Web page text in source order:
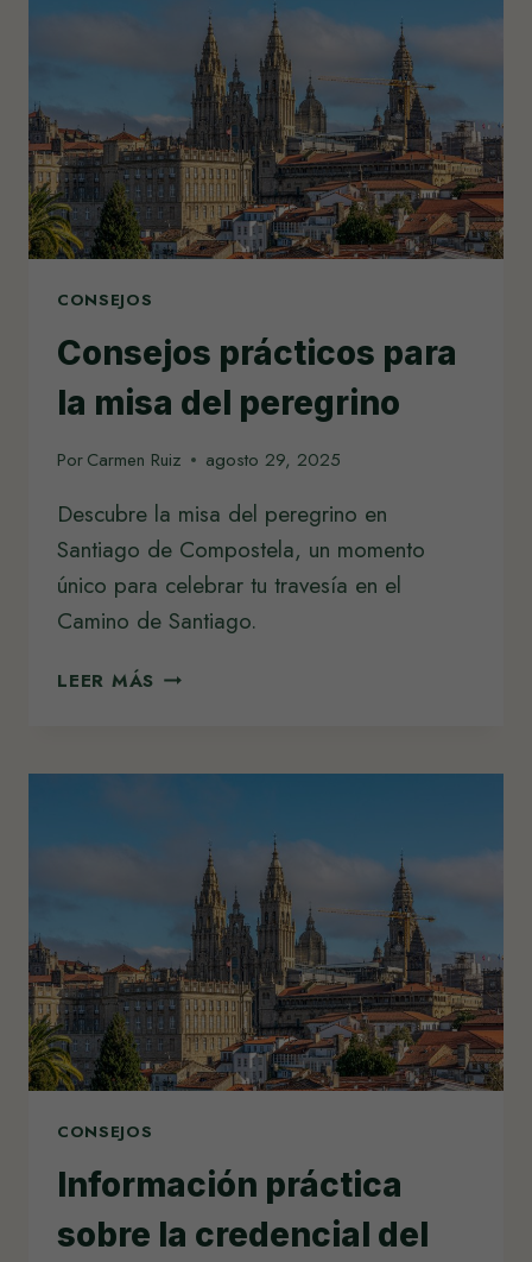
TRANSITADO:
RUTAS
ALTERNATIVAS
PARA
UNA
PEREGRINACIÓN
ÚNICA
CONSEJOS
Consejos prácticos para
la misa del peregrino
PorCarmen Ruiz agosto 29, 2025
Descubre la misa del peregrino en
Santiago de Compostela, un momento
único para celebrar tu travesía en el
Camino de Santiago.
LEER MÁS CONSEJOS
PEREGRINO
CONSEJOS
Información práctica
sobre la credencial del